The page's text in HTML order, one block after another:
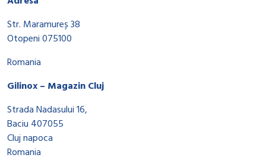
Str. Maramureș 38
Otopeni 075100
Romania
Gilinox – Magazin Cluj
Strada Nadasului 16,
Baciu 407055
Cluj napoca
Romania